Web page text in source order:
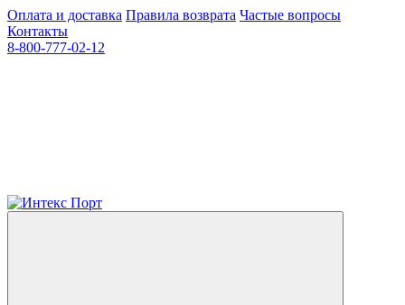
Оплата и доставка Правила возврата Частые вопросы
Контакты
8-800-777-02-12